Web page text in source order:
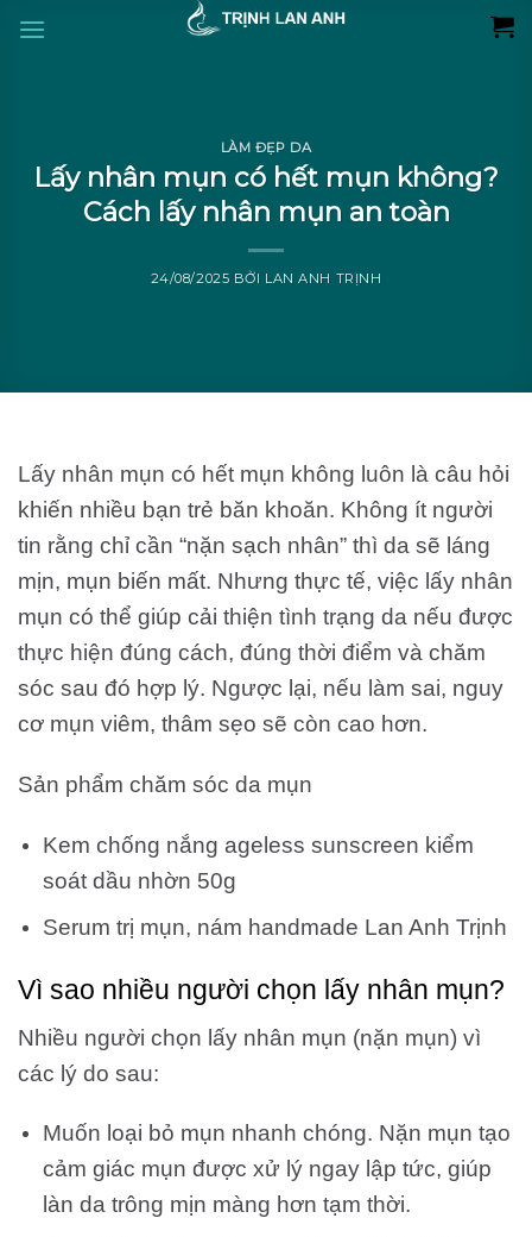
LÀM ĐẸP DA
Lấy nhân mụn có hết mụn không?
Cách lấy nhân mụn an toàn
24/08/2025 BỞI LAN ANH TRỊNH
Lấy nhân mụn có hết mụn không luôn là câu hỏi
khiến nhiều bạn trẻ băn khoăn. Không ít người
tin rằng chỉ cần “nặn sạch nhân” thì da sẽ láng
mịn, mụn biến mất. Nhưng thực tế, việc lấy nhân
mụn có thể giúp cải thiện tình trạng da nếu được
thực hiện đúng cách, đúng thời điểm và chăm
sóc sau đó hợp lý. Ngược lại, nếu làm sai, nguy
cơ mụn viêm, thâm sẹo sẽ còn cao hơn.
Sản phẩm chăm sóc da mụn
Kem chống nắng ageless sunscreen kiểm
soát dầu nhờn 50g
Serum trị mụn, nám handmade Lan Anh Trịnh
Vì sao nhiều người chọn lấy nhân mụn?
Nhiều người chọn lấy nhân mụn (nặn mụn) vì
các lý do sau:
Muốn loại bỏ mụn nhanh chóng. Nặn mụn tạo
cảm giác mụn được xử lý ngay lập tức, giúp
làn da trông mịn màng hơn tạm thời.